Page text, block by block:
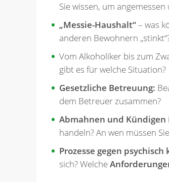
Sie wissen, um
„Messie-Haushalt“– was
anderen Bewohnern
Vom Alkoholiker bis zum
gibt es für welche Situation?
Gesetzliche Betreuung:
dem Betreuer zusammen?
Abmahnen und Kündigen
handeln? An wen müssen
Prozesse gegen
sich? Welche